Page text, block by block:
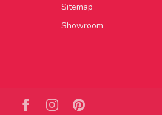
Sitemap
Showroom